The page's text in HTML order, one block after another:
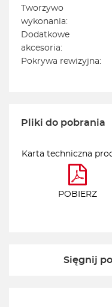
Tworzywo
wykonania:
Dodatkowe
akcesoria:
Pokrywa rewizyjna:
Pliki do pobrania
Karta techniczna
POBIERZ
Sięgnij